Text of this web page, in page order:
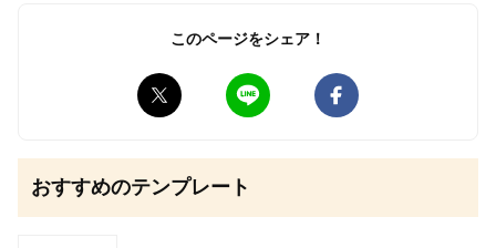
このページをシェア！
おすすめのテンプレート